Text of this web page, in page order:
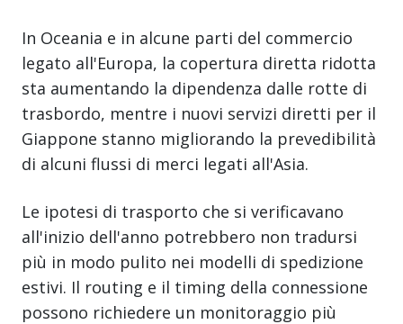
In Oceania e in alcune parti del commercio
legato all'Europa, la copertura diretta ridotta
sta aumentando la dipendenza dalle rotte di
trasbordo, mentre i nuovi servizi diretti per il
Giappone stanno migliorando la prevedibilità
di alcuni flussi di merci legati all'Asia.
Le ipotesi di trasporto che si verificavano
all'inizio dell'anno potrebbero non tradursi
più in modo pulito nei modelli di spedizione
estivi. Il routing e il timing della connessione
possono richiedere un monitoraggio più